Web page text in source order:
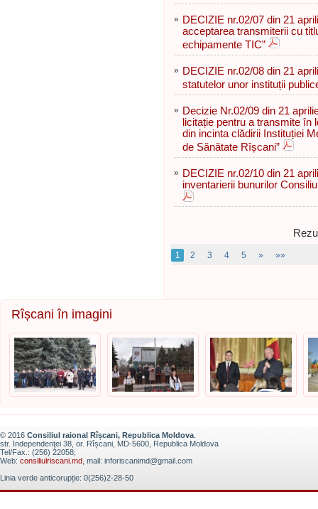
» DECIZIE nr.02/07 din 21
acceptarea transmiterii cu
echipamente TIC”
» DECIZIE nr.02/08 din 21
statutelor unor instituții
» Decizie Nr.02/09 din 21
licitație pentru a transmite în
din incinta clădirii Instituției
de Sănătate Rîșcani”
» DECIZIE nr.02/10 din 21
inventarierii bunurilor
1 2 3 4 5 » »»
Rîșcani în imagini
© 2016 Consiliul raional Rîșcani, Republica Moldova
str. Independenţei 38, or. Rîșcani, MD-5600, Republica Moldova
Tel/Fax.: (256) 22058;
Web: consiliulriscani.md , mail: inforiscanimd@gmail.com
Linia verde anticorupție: 0(256)2-28-50